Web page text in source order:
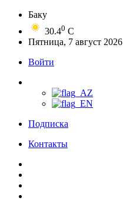
Баку
30.40 C
Пятница, 7 август 2026
Войти
Подписка
Контакты